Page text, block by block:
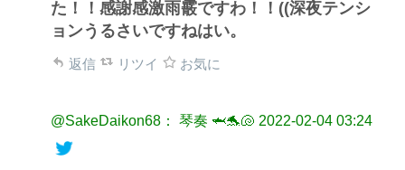
た！！感謝感激雨霰ですわ！！((深夜テンシ
ョンうるさいですねはい。
返信 リツイ お気に
@SakeDaikon68： 琴奏 🦈🐬🐚 2022-02-04 03:24